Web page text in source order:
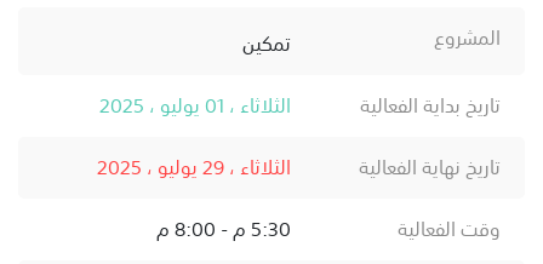
المشروع
تمكين
تاريخ بداية الفعالية
الثلاثاء ، 01 يوليو ، 2025
تاريخ نهاية الفعالية
الثلاثاء ، 29 يوليو ، 2025
وقت الفعالية
5:30 م - 8:00 م